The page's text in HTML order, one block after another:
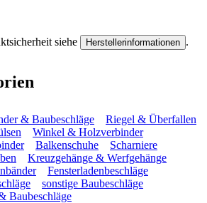
siehe Herstellerinformationen .
& Baubeschläge
Riegel & Überfallen
Winkel & Holzverbinder
Balkenschuhe
Scharniere
Kreuzgehänge & Werfgehänge
Fensterladenbeschläge
sonstige Baubeschläge
Baubeschläge